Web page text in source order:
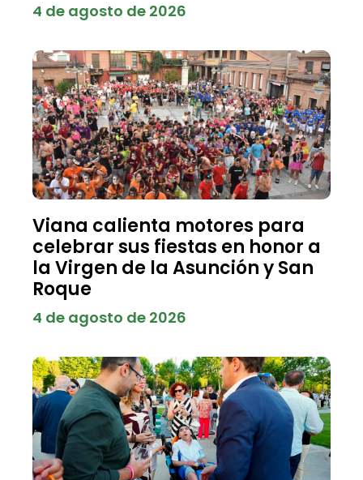
4 de agosto de 2026
Viana calienta motores para
celebrar sus fiestas en honor a
la Virgen de la Asunción y San
Roque
4 de agosto de 2026